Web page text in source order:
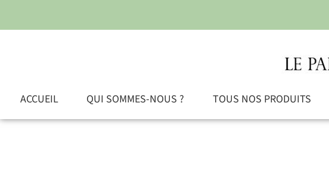
ACCUEIL QUI SOMMES-NOUS ? TOUS NOS PRODUITS